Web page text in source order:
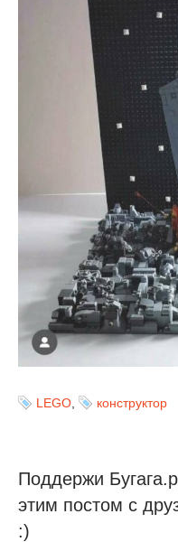
LEGO конструктор
Поддержи
этим постом с
:)